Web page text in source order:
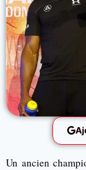
Un ancien